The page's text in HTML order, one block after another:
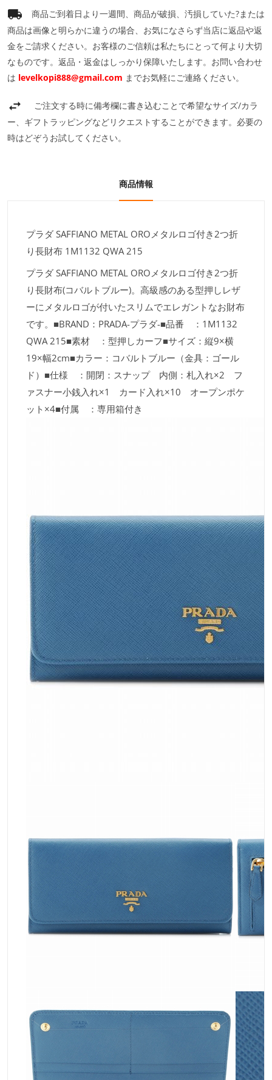
商品ご到着日より一週間、商品が破損、汚損していた?または
商品は画像と明らかに違うの場合、お気になさらず当店に返品や返
金をご請求ください。お客様のご信頼は私たちにとって何より大切
なものです。返品・返金はしっかり保障いたします。お問い合わせ
は levelkopi888@gmail.com までお気軽にご連絡ください。
ご注文する時に備考欄に書き込むことで希望なサイズ/カラ
ー、ギフトラッピングなどリクエストすることができます。必要の
時はどぞうお試してください。
商品情報
プラダ SAFFIANO METAL OROメタルロゴ付き2つ折
り長財布 1M1132 QWA 215
プラダ SAFFIANO METAL OROメタルロゴ付き2つ折
り長財布(コバルトブルー)。高級感のある型押しレザ
ーにメタルロゴが付いたスリムでエレガントなお財布
です。■BRAND：PRADA-プラダ-■品番 ：1M1132
QWA 215■素材 ：型押しカーフ■サイズ：縦9×横
19×幅2cm■カラー：コバルトブルー（金具：ゴール
ド）■仕様 ：開閉：スナップ 内側：札入れ×2 フ
ァスナー小銭入れ×1 カード入れ×10 オープンポケ
ット×4■付属 ：専用箱付き